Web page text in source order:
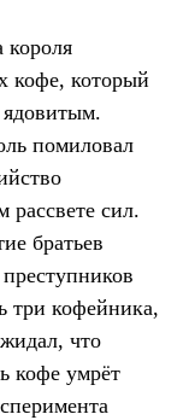
короля
кофе, который
помиловал
рассвете сил.
братьев
три кофейника,
что
кофе умрёт